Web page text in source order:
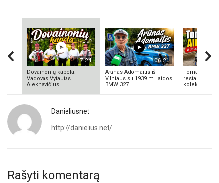
17:24
Dovainonių kapela.
Vadovas Vytautas
Aleknavičius
06:21
Arūnas Adomaitis iš
Vilniaus su 1939 m. laidos
BMW 327
Tomas
Danieliusnet
http://danielius.net/
Rašyti komentarą